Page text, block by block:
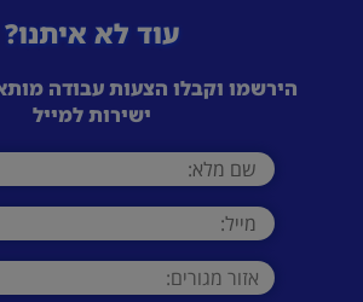
עוד לא איתנו?
הירשמו וקבלו הצעות עבודה
ישירות למייל